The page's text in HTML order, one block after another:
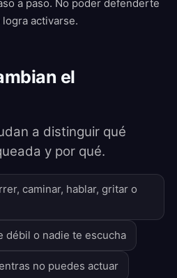
a paso. No poder defenderte
activarse.
el
a distinguir qué
y por qué.
caminar, hablar, gritar o
débil o nadie te escucha
no puedes actuar